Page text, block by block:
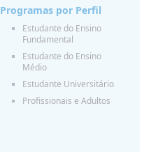
Programas por Perfil
Estudante do Ensino
Fundamental
Estudante do Ensino
Médio
Estudante Universitário
Profissionais e Adultos